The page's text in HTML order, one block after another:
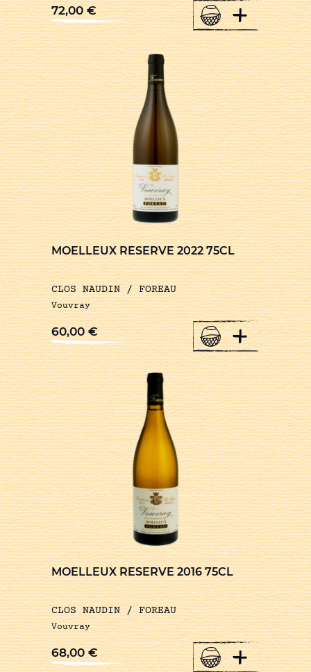
72,00€ +
MOELLEUX RESERVE 2022 75CL
CLOS NAUDIN / FOREAU
Vouvray
60,00€ +
MOELLEUX RESERVE 2016 75CL
CLOS NAUDIN / FOREAU
Vouvray
68,00€ +